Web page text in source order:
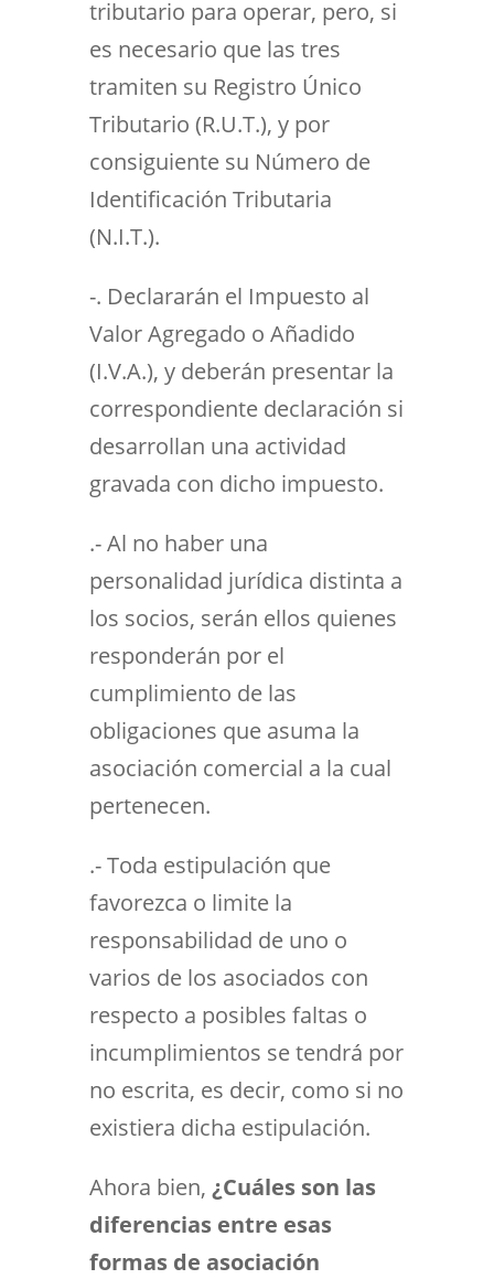
tributario para operar, pero, si
es necesario que las tres
tramiten su Registro Único
Tributario (R.U.T.), y por
consiguiente su Número de
Identificación Tributaria
(N.I.T.).
-. Declararán el Impuesto al
Valor Agregado o Añadido
(I.V.A.), y deberán presentar la
correspondiente declaración si
desarrollan una actividad
gravada con dicho impuesto.
.- Al no haber una
personalidad jurídica distinta a
los socios, serán ellos quienes
responderán por el
cumplimiento de las
obligaciones que asuma la
asociación comercial a la cual
pertenecen.
.- Toda estipulación que
favorezca o limite la
responsabilidad de uno o
varios de los asociados con
respecto a posibles faltas o
incumplimientos se tendrá por
no escrita, es decir, como si no
existiera dicha estipulación.
Ahora bien, ¿Cuáles son las
diferencias entre esas
formas de asociación